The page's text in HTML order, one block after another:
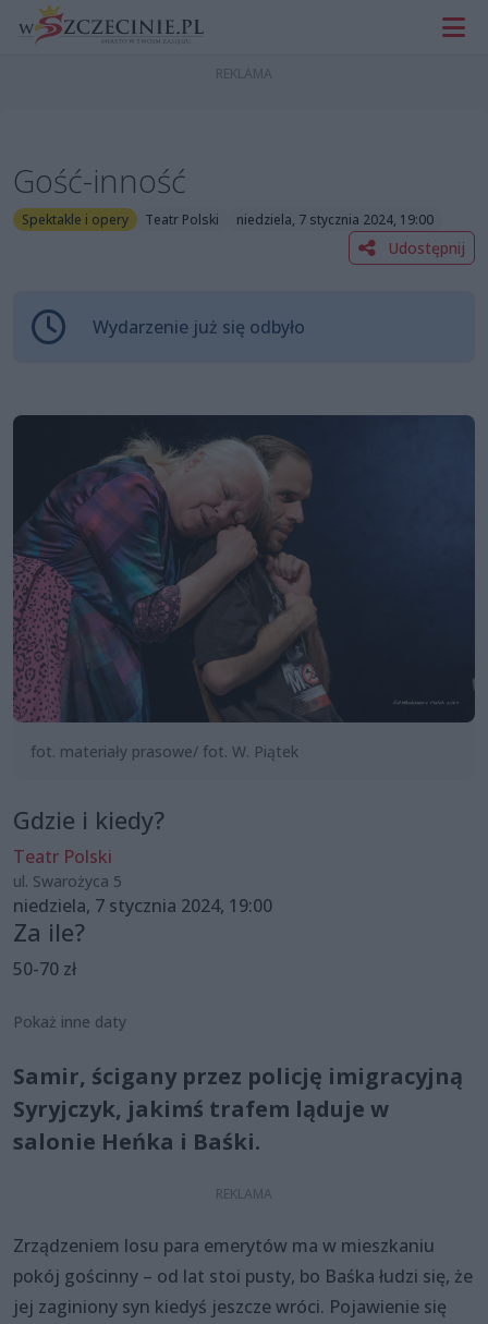
Gość-inność
Spektakle i opery Teatr Polski niedziela, 7 stycznia 2024, 19:00
Udostępnij
Wydarzenie już się odbyło
fot. materiały prasowe/ fot. W. Piątek
Gdzie i kiedy?
Teatr Polski
ul. Swarożyca 5
niedziela, 7 stycznia 2024, 19:00
Za ile?
50-70 zł
Pokaż inne daty
Samir, ścigany przez policję imigracyjną
Syryjczyk, jakimś trafem ląduje w
salonie Heńka i Baśki.
Zrządzeniem losu para emerytów ma w mieszkaniu
pokój gościnny – od lat stoi pusty, bo Baśka łudzi się, że
jej zaginiony syn kiedyś jeszcze wróci. Pojawienie się